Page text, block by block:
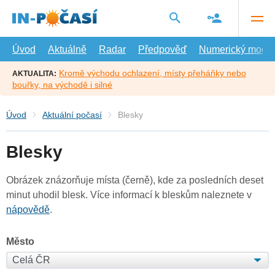
hlavní
Úvod
Aktuálně Radar Předpověď Numerický model
AKTUALITA: Kromě východu ochlazení, místy přeháňky nebo
bouřky, na východě i silné
Úvod Aktuální počasí Blesky
Blesky
Obrázek znázorňuje místa (černě), kde za posledních deset
minut uhodil blesk. Více informací k bleskům naleznete v
nápovědě.
Město